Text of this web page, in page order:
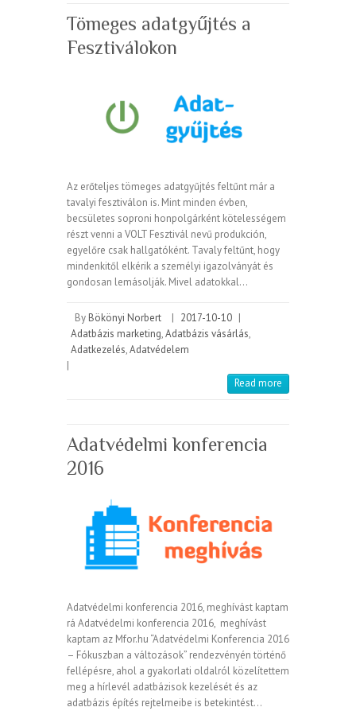
Tömeges adatgyűjtés a
Fesztiválokon
Az erőteljes tömeges adatgyűjtés feltűnt már a
tavalyi fesztiválon is. Mint minden évben,
becsületes soproni honpolgárként kötelességem
részt venni a VOLT Fesztivál nevű produkción,
egyelőre csak hallgatóként. Tavaly feltűnt, hogy
mindenkitől elkérik a személyi igazolványát és
gondosan lemásolják. Mivel adatokkal…
By Bökönyi Norbert | 2017-10-10 |
Adatbázis marketing,Adatbázis vásárlás,
Adatkezelés,Adatvédelem
|
Read more
Adatvédelmi konferencia
2016
Adatvédelmi konferencia 2016, meghívást kaptam
rá Adatvédelmi konferencia 2016, meghívást
kaptam az Mfor.hu “Adatvédelmi Konferencia 2016
– Fókuszban a változások” rendezvényén történő
fellépésre, ahol a gyakorlati oldalról közelítettem
meg a hírlevél adatbázisok kezelését és az
adatbázis építés rejtelmeibe is betekintést…